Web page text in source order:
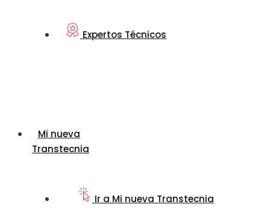
Expertos Técnicos
Mi nueva
Transtecnia
Ir a Mi nueva Transtecnia